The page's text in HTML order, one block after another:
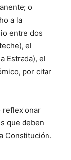
o
a la
entre dos
el
Estrada), el
por citar
reflexionar
que deben
Constitución.